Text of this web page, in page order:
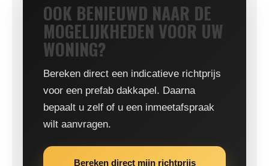
OOK BENIEUWD NAAR DE
MOGELIJKHEDEN VOOR UW
WONING?
Bereken direct een indicatieve richtprijs
voor een prefab dakkapel. Daarna
bepaalt u zelf of u een inmeetafspraak
wilt aanvragen.
Bereken direct mijn richtprijs